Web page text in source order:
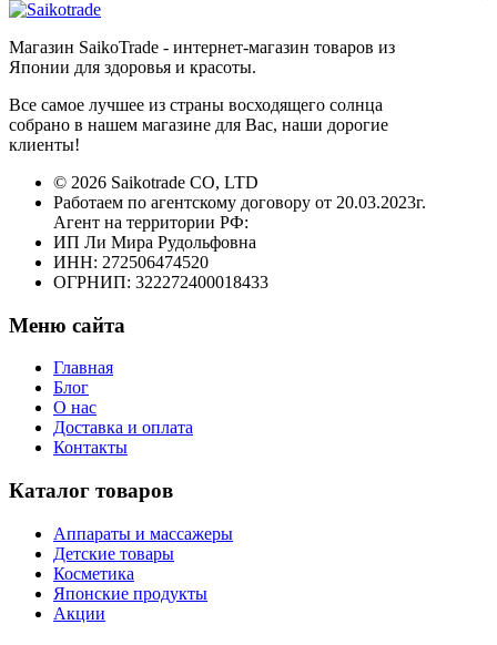
Магазин SaikoTrade - интернет-магазин товаров из
Японии для здоровья и красоты.
Все самое лучшее из страны восходящего солнца
собрано в нашем магазине для Вас, наши дорогие
клиенты!
© 2026 Saikotrade CO, LTD
Работаем по агентскому договору от 20.03.2023г.
Агент на территории РФ:
ИП Ли Мира Рудольфовна
ИНН: 272506474520
ОГРНИП: 322272400018433
Меню сайта
Главная
Блог
О нас
Доставка и оплата
Контакты
Каталог товаров
Аппараты и массажеры
Детские товары
Косметика
Японские продукты
Акции